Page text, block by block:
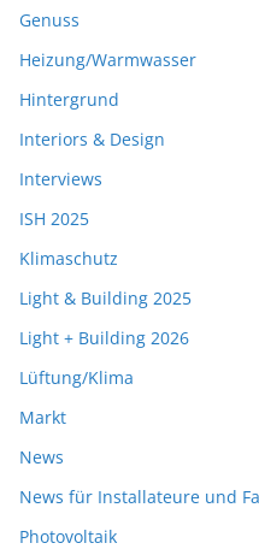
Genuss
Heizung/Warmwasser
Hintergrund
Interiors & Design
Interviews
ISH 2025
Klimaschutz
Light & Building 2025
Light + Building 2026
Lüftung/Klima
Markt
News
News für Installateure und
Photovoltaik